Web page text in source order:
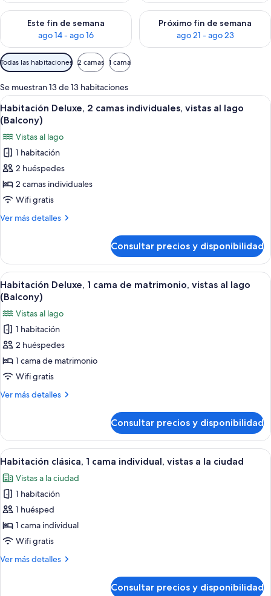
Este fin de semana
ago 14 - ago 16
Consulta la disponibilidad para este fin de semana, ago 14 -
Próximo fin de semana
ago 21 - ago 23
Consulta la disponibilidad
Filtros
disponibles
para
las
habitaciones
Todas las habitaciones 2 camas 1 cama
Se muestran 13 de 13 habitaciones
Abrir
todas
las
fotos
de
Habitación
Deluxe,
2
camas
al
lago
(Balcony)
Habitación de hotel con dos camas,
9
Habitación Deluxe, 2 camas individuales, vistas al lago
(Balcony)
Vistas al lago
1 habitación
2 huéspedes
2 camas individuales
Wifi gratis
Ver más detalles
Más
Deluxe,
camas
individuales,
vistas
al
lago
(Balcony)
Consultar precios y disponibilidad
Abrir
todas
las
fotos
de
Habitación
Deluxe,
1
cama
vistas
al
lago
(Balcony)
Habitación de hotel con una cama
12
Habitación Deluxe, 1 cama de matrimonio, vistas al lago
(Balcony)
Vistas al lago
1 habitación
2 huéspedes
1 cama de matrimonio
Wifi gratis
Ver más detalles
Más
Deluxe,
cama
matrimonio,
vistas
al
lago
(Balcony)
Consultar precios y disponibilidad
Abrir
todas
las
fotos
de
Habitación
clásica,
cama
Una habitación de hotel con cama,
8
Habitación clásica, 1 cama individual, vistas a la ciudad
Vistas a la ciudad
1 habitación
1 huésped
1 cama individual
Wifi gratis
Ver más detalles
Más
Consultar precios y disponibilidad